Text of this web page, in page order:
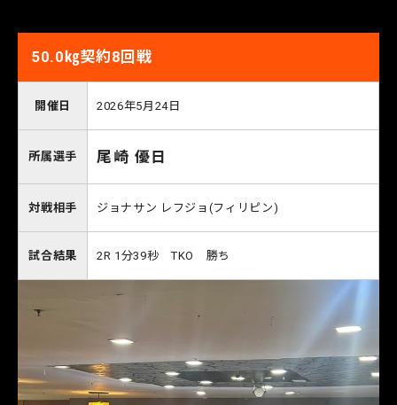
50.0㎏契約8回戦
開催日 2026年5月24日
所属選手 尾崎 優日
対戦相手 ジョナサン レフジョ(フィリピン)
試合結果 2R 1分39秒 TKO 勝ち